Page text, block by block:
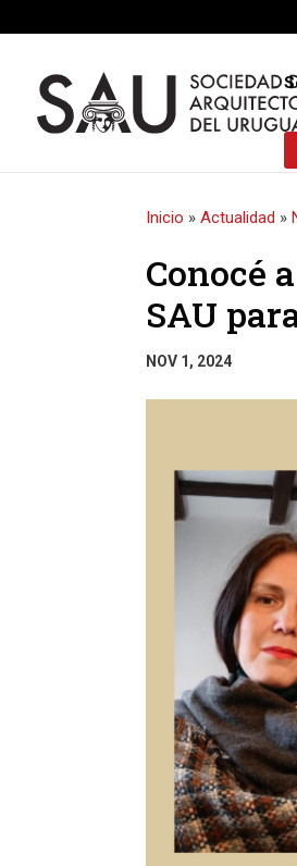
Inicio »Actualidad »
Conocé
SAU
NOV 1, 2024